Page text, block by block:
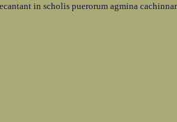
in scholis puerorum agmina